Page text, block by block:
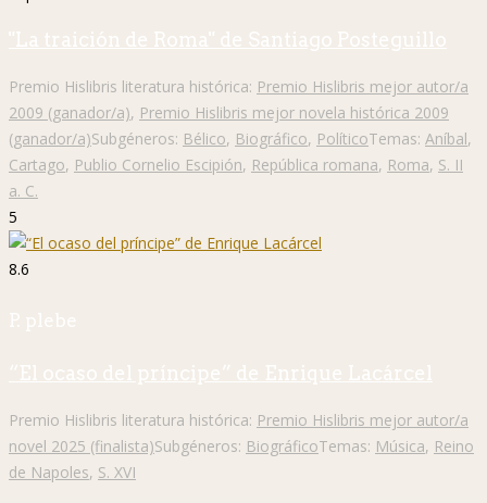
"La traición de Roma" de Santiago Posteguillo
Premio Hislibris literatura histórica: Premio Hislibris mejor autor/a
2009 (ganador/a), Premio Hislibris mejor novela histórica 2009
(ganador/a)Subgéneros: Bélico, Biográfico, PolíticoTemas: Aníbal,
Cartago, Publio Cornelio Escipión, República romana, Roma, S. II
a. C.
5
8.6
P. plebe
“El ocaso del príncipe” de Enrique Lacárcel
Premio Hislibris literatura histórica: Premio Hislibris mejor autor/a
novel 2025 (finalista)Subgéneros: BiográficoTemas: Música, Reino
de Napoles, S. XVI